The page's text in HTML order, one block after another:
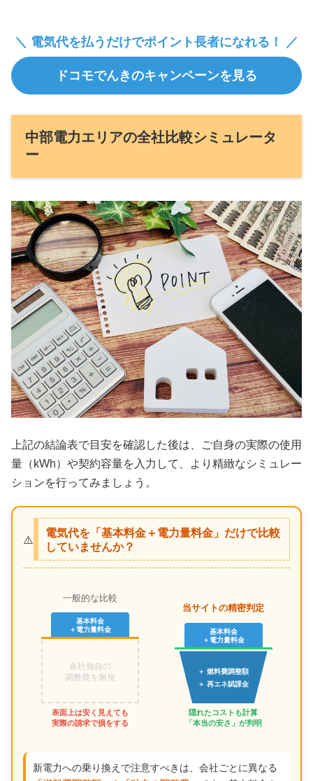
＼ 電気代を払うだけでポイント長者になれる！ ／
ドコモでんきのキャンペーンを見る
中部電力エリアの全社比較シミュレータ
ー
上記の結論表で目安を確認した後は、ご自身の実際の使用
量（kWh）や契約容量を入力して、より精緻なシミュレー
ションを行ってみましょう。
⚠️
電気代を「基本料金＋電力量料金」だけで比較
していませんか？
一般的な比較
基本料金
＋電力量料金
各社独自の
調整費を無視
表面上は安く見えても
実際の請求で損をする
当サイトの精密判定
基本料金
＋電力量料金
＋ 燃料費調整額
＋ 再エネ賦課金
隠れたコストも計算
「本当の安さ」が判明
新電力への乗り換えで注意すべきは、会社ごとに異なる